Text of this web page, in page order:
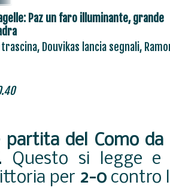
Paz un faro illuminante, grande
Douvikas lancia segnali,
partita del Como
Questo si legge
per 2-0contro